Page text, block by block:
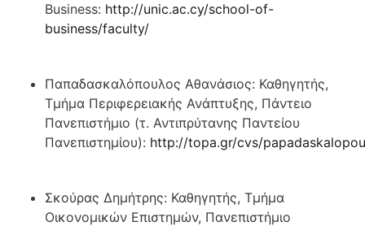
Business: http://unic.ac.cy/school-of-
business/faculty/
Παπαδασκαλόπουλος Αθανάσιος: Καθηγητής,
Τμήμα Περιφερειακής Ανάπτυξης, Πάντειο
Πανεπιστήμιο (τ. Αντιπρύτανης Παντείου
Πανεπιστημίου): http://topa.gr/cvs/
Σκούρας Δημήτρης: Καθηγητής, Τμήμα
Οικονομικών Επιστημών, Πανεπιστήμιο